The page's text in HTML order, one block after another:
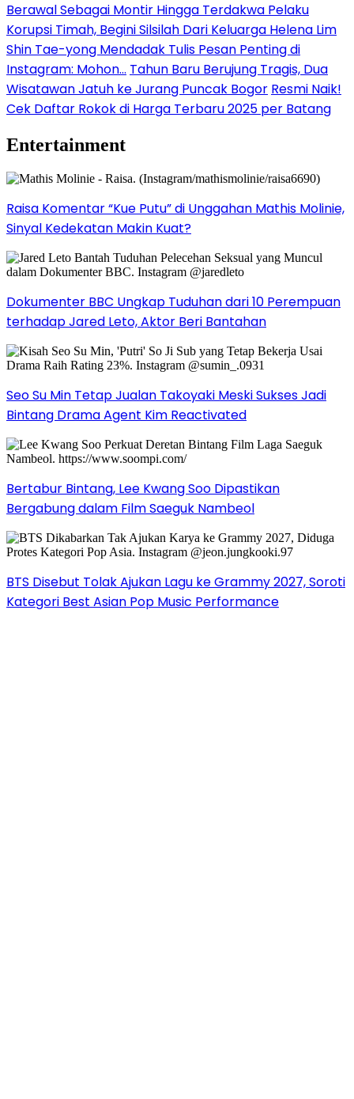
Berawal Sebagai Montir Hingga Terdakwa Pelaku
Korupsi Timah, Begini Silsilah Dari Keluarga Helena Lim
Shin Tae-yong Mendadak Tulis Pesan Penting di
Instagram: Mohon… Tahun Baru Berujung Tragis, Dua
Wisatawan Jatuh ke Jurang Puncak Bogor Resmi Naik!
Cek Daftar Rokok di Harga Terbaru 2025 per Batang
Entertainment
Raisa Komentar “Kue Putu” di Unggahan Mathis Molinie,
Sinyal Kedekatan Makin Kuat?
Dokumenter BBC Ungkap Tuduhan dari 10 Perempuan
terhadap Jared Leto, Aktor Beri Bantahan
Seo Su Min Tetap Jualan Takoyaki Meski Sukses Jadi
Bintang Drama Agent Kim Reactivated
Bertabur Bintang, Lee Kwang Soo Dipastikan
Bergabung dalam Film Saeguk Nambeol
BTS Disebut Tolak Ajukan Lagu ke Grammy 2027, Soroti
Kategori Best Asian Pop Music Performance